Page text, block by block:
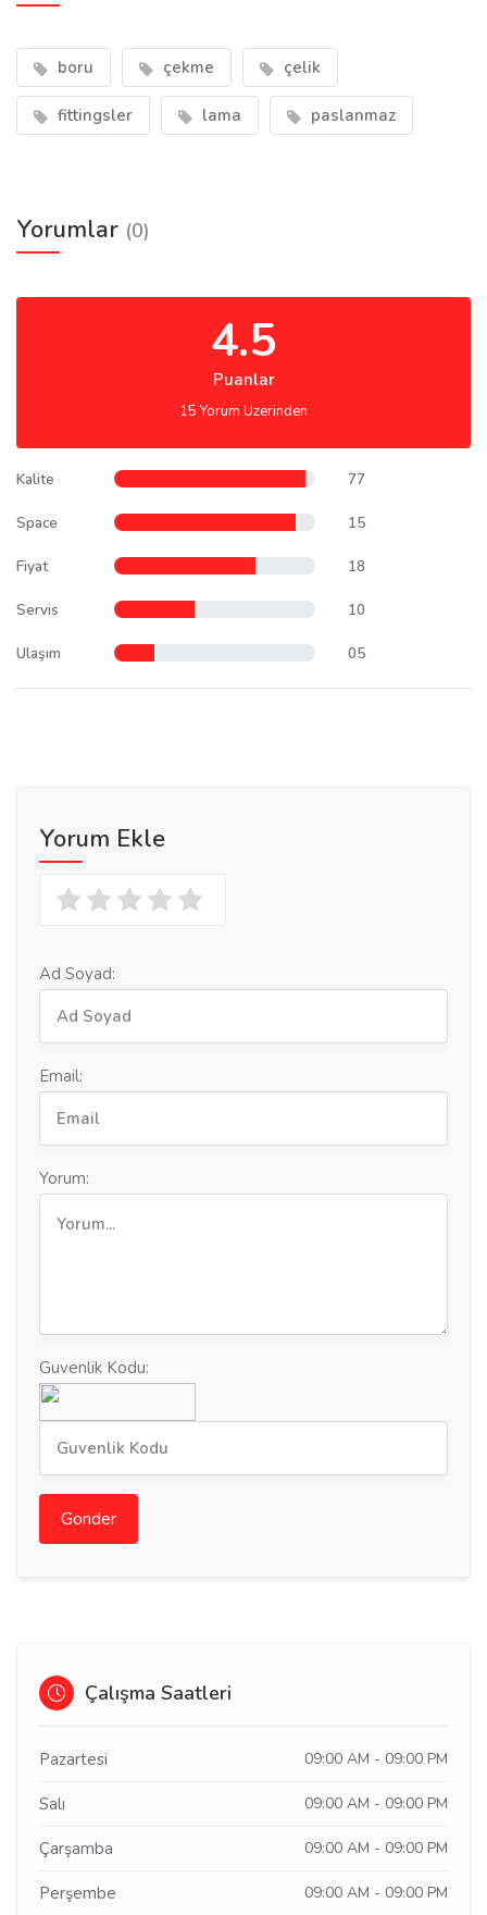
boru çekme çelik
fittingsler lama paslanmaz
Yorumlar (0)
4.5
Puanlar
15 Yorum Uzerinden
Kalite 77
Space 15
Fiyat 18
Servis 10
Ulaşım 05
Yorum Ekle
Ad Soyad:
Email:
Yorum:
Guvenlik Kodu:
Gonder
Çalışma Saatleri
Pazartesi 09:00 AM - 09:00 PM
Salı 09:00 AM - 09:00 PM
Çarşamba 09:00 AM - 09:00 PM
Perşembe 09:00 AM - 09:00 PM